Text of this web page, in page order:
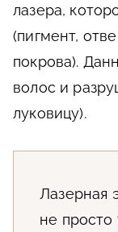
лазера,
(пигмент,
покрова).
волос и
луковицу).
Лазерная
не просто